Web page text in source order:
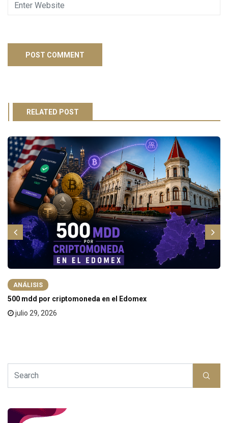
RELATED POST
ANÁLISIS
500 mdd por criptomoneda en el Edomex
julio 29, 2026